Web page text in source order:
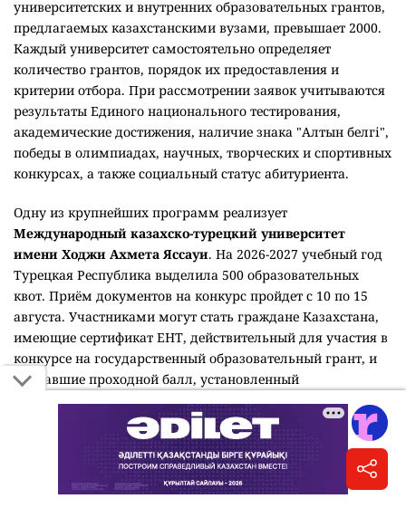
университетских и внутренних образовательных грантов,
предлагаемых казахстанскими вузами, превышает 2000.
Каждый университет самостоятельно определяет
количество грантов, порядок их предоставления и
критерии отбора. При рассмотрении заявок учитываются
результаты Единого национального тестирования,
академические достижения, наличие знака "Алтын белгі",
победы в олимпиадах, научных, творческих и спортивных
конкурсах, а также социальный статус абитуриента.
Одну из крупнейших программ реализует
Международный казахско-турецкий университет
имени Ходжи Ахмета Яссауи. На 2026-2027 учебный год
Турецкая Республика выделила 500 образовательных
квот. Приём документов на конкурс пройдет с 10 по 15
августа. Участниками могут стать граждане Казахстана,
имеющие сертификат ЕНТ, действительный для участия в
конкурсе на государственный образовательный грант, и
набравшие проходной балл, установленный
университетом.
Кызылординский университет имени Коркыт ата
выделил 125 внутренних грантов победителям олимпиад
по IT-направлениям, проектов и конкурсов среди